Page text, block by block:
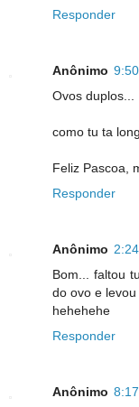
Responder
Anônimo
Ovos duplos...
como tu ta
Feliz Pascoa,
Responder
Anônimo
Bom... faltou
do ovo e
hehehehe
Responder
Anônimo